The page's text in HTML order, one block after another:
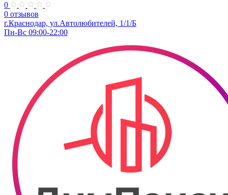
0
0 отзывов
г.Краснодар, ул.Автолюбителей, 1/1/Б
Пн-Вс 09:00-22:00